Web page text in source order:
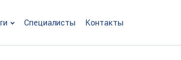
Специалисты Контакты